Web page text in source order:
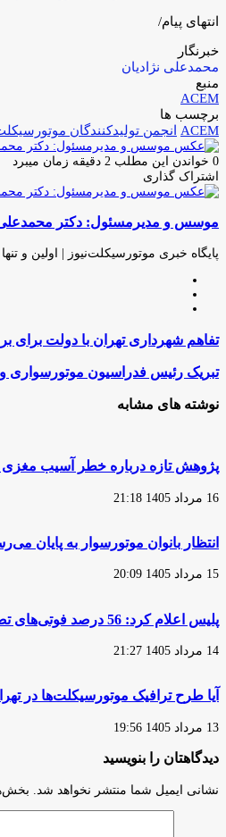
انتهای پیام/
خبرنگار
محمدعلی نژادیان
منبع
ACEM
برچسب ها
ACEM انجمن تولیدکنندگان
0 خواندن این مطلب 2 دقیقه زمان میبرد
اشتراک گذاری
فیس
توئیتر
لینکدین
واتس
تلگرام
اشتراک
از
ایمیل
چاپ
موسس و مدیرمسئول: دکتر محمدعلی
پایگاه خبری موتورسیکلت‌نیوز | اولین و
تفاهم
شهرداری
تهران
با
دولت
برای
موتورسیکلت‌های
کار
تفاهم شهرداری تهران با دولت برای
تبریک
فدراسیون
موتورسواری
به
وزیر
ورزش
تبریک رئیس فدراسیون موتورسواری و
نوشته های مشابه
پژوهش تازه درباره خطر آسیب مغزی
16 مرداد 1405 21:18
انتظار بانوان موتورسوار به پایان
15 مرداد 1405 20:09
پلیس اعلام کرد: 56 درصد فوتی‌های تصادفات قم را راکبان موتورسیکلت تشکیل می‌دهند
14 مرداد 1405 21:27
آیا طرح ترافیک موتورسیکلت‌ها در
13 مرداد 1405 19:56
دیدگاهتان را بنویسید
نشانی ایمیل شما منتشر نخواهد شد.